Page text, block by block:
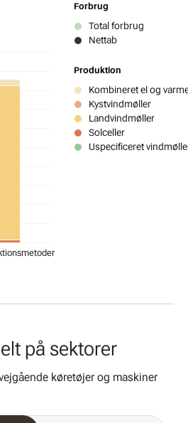
Forbrug
Produktion
Total forbrug
Nettab
Kombineret el og
Kystvindmøller
Landvindmøller
Solceller
Uspecificeret
på sektorer
køretøjer og maskiner